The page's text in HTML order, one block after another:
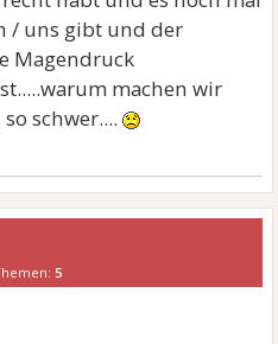
/ uns gibt und der
Magendruck
machen wir
schwer....
5